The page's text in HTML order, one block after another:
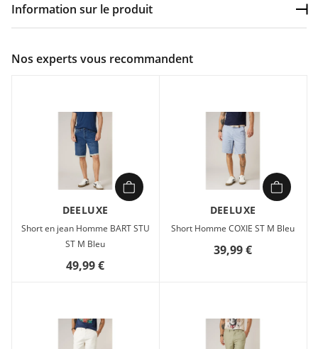
Information sur le produit
attractif chez Sport 2000
Nos experts vous recommandent
DEELUXE
Short en jean Homme BART STU
ST M Bleu
49,99 €
DEELUXE
Short Homme COXIE ST M Bleu
39,99 €